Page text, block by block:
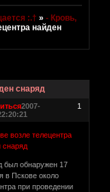
:.† »- Кровь,
найден
снаряд
1
2007-
возле телецентра
снаряд
был обнаружен 17
в Пскове около
при проведении